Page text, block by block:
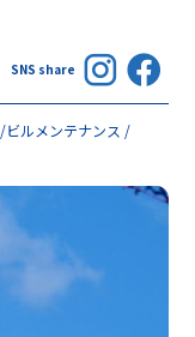
SNS share
ビルメンテナンス